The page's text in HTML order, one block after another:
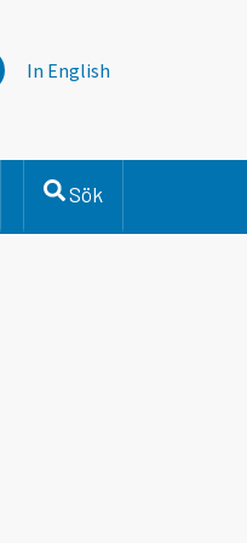
In English
Sök